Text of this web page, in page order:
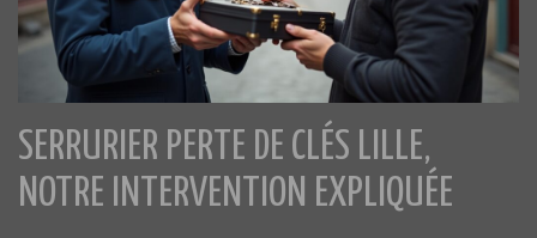
SERRURIER PERTE DE CLÉS LILLE,
NOTRE INTERVENTION EXPLIQUÉE